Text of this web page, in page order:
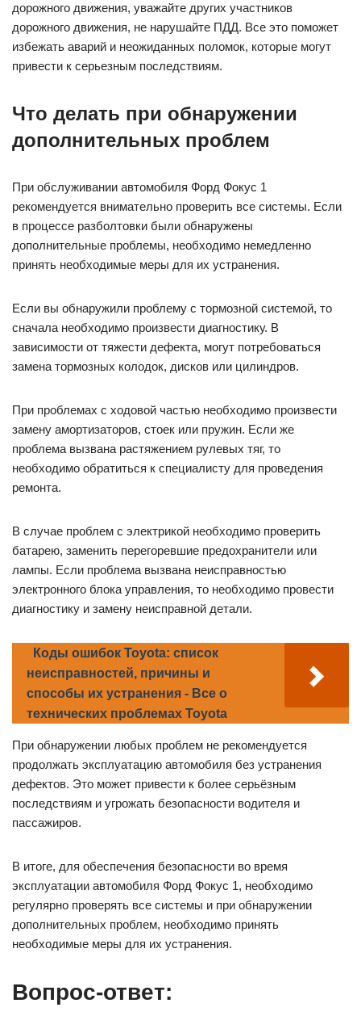
дорожного движения, уважайте других участников
дорожного движения, не нарушайте ПДД. Все это поможет
избежать аварий и неожиданных поломок, которые могут
привести к серьезным последствиям.
Что делать при обнаружении
дополнительных проблем
При обслуживании автомобиля Форд Фокус 1
рекомендуется внимательно проверить все системы. Если
в процессе разболтовки были обнаружены
дополнительные проблемы, необходимо немедленно
принять необходимые меры для их устранения.
Если вы обнаружили проблему с тормозной системой, то
сначала необходимо произвести диагностику. В
зависимости от тяжести дефекта, могут потребоваться
замена тормозных колодок, дисков или цилиндров.
При проблемах с ходовой частью необходимо произвести
замену амортизаторов, стоек или пружин. Если же
проблема вызвана растяжением рулевых тяг, то
необходимо обратиться к специалисту для проведения
ремонта.
В случае проблем с электрикой необходимо проверить
батарею, заменить перегоревшие предохранители или
лампы. Если проблема вызвана неисправностью
электронного блока управления, то необходимо провести
диагностику и замену неисправной детали.
Коды ошибок Toyota: список
неисправностей, причины и
способы их устранения - Все о
технических проблемах Toyota
При обнаружении любых проблем не рекомендуется
продолжать эксплуатацию автомобиля без устранения
дефектов. Это может привести к более серьёзным
последствиям и угрожать безопасности водителя и
пассажиров.
В итоге, для обеспечения безопасности во время
эксплуатации автомобиля Форд Фокус 1, необходимо
регулярно проверять все системы и при обнаружении
дополнительных проблем, необходимо принять
необходимые меры для их устранения.
Вопрос-ответ: